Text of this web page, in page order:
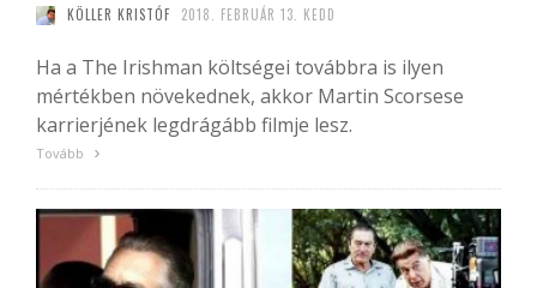
KÖLLER KRISTÓF 2018. FEBRUÁR 13. KEDD
Ha a The Irishman költségei továbbra is ilyen
mértékben növekednek, akkor Martin Scorsese
karrierjének legdrágább filmje lesz.
Tovább